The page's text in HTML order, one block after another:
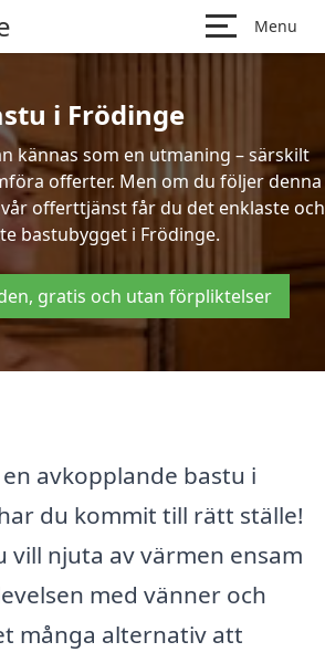
Menu
i Frödinge
kännas som en utmaning – särskilt
offerter. Men om du följer denna
offerttjänst får du det enklaste och
bastubygget i Frödinge.
gratis och utan förpliktelser
avkopplande bastu i
du kommit till rätt ställe!
vill njuta av värmen ensam
med vänner och
många alternativ att